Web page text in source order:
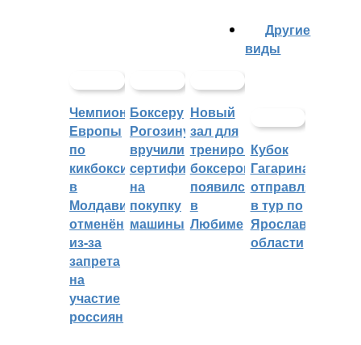
Чемпионат
Европы
по
кикбоксингу
в
Молдавии
отменён
из-за
запрета
на
участие
россиян
Боксеру
Рогозину
вручили
сертификат
на
покупку
машины
Новый
зал для
тренировок
боксеров
появился
в
Любиме
Другие
виды
Кубок
Гагарина
отправляется
в тур по
Ярославской
области